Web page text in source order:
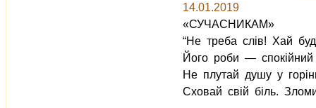
14.01.2019
«СУЧАСНИКАМ»
“Не треба слів! Хай
Його роби — спокійний
Не плутай душу у
Сховай свій біль.